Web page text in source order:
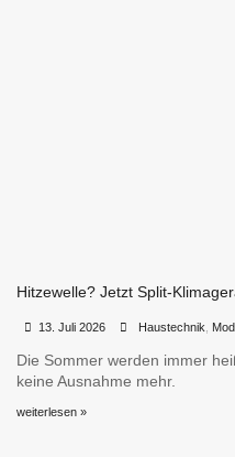
Hitzewelle? Jetzt Split-
13. Juli 2026 Haustechnik
Die Sommer werden immer
keine Ausnahme mehr.
weiterlesen »